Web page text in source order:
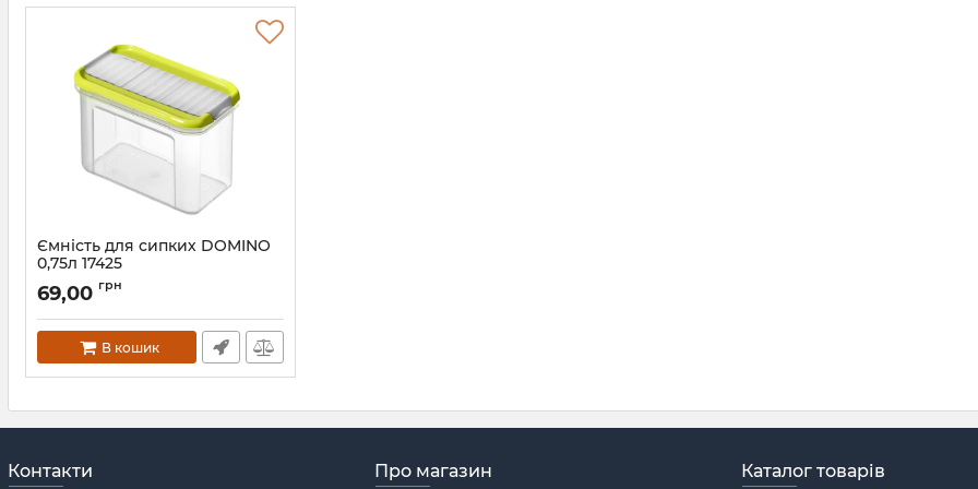
Ємність для сипких DOMINO
0,75л 17425
Артикул: 17425
69,00 грн
В кошик
Контакти Про магазин Каталог товарів